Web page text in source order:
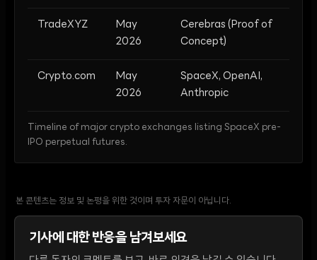
TradeXYZ
May
2026
Cerebras (Proof of
Concept)
Crypto.com
May
2026
SpaceX, OpenAI,
Anthropic
Timeline of major crypto exchanges listing SpaceX pre-
IPO perpetual futures.
본 콘텐츠는 정보 및 논평을 위한 것이며 투자 자문이 아닙니다.
기사에 대한 반응을 남겨보세요